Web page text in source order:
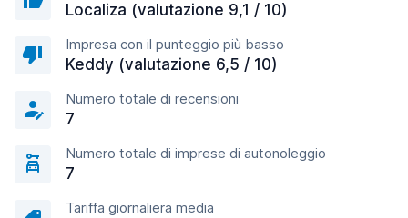
Localiza (valutazione 9,1 / 10)
Impresa con il punteggio più basso
Keddy (valutazione 6,5 / 10)
Numero totale di recensioni
7
Numero totale di imprese di autonoleggio
7
Tariffa giornaliera media